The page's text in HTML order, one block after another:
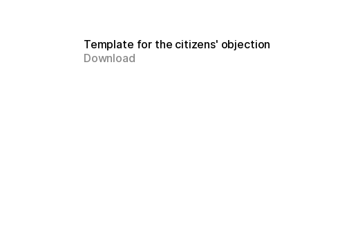
Template for the citizens' objection
Download